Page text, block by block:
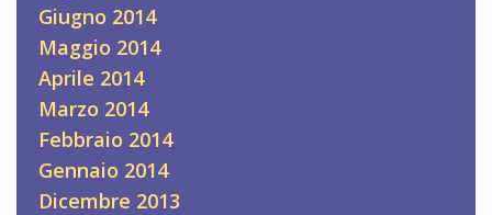
Giugno 2014
Maggio 2014
Aprile 2014
Marzo 2014
Febbraio 2014
Gennaio 2014
Dicembre 2013